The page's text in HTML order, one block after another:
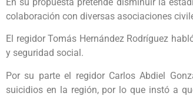
colaboración con diversas asociaciones
El regidor Tomás Hernández Rodríguez
y seguridad social.
Por su parte el regidor Carlos Abdiel
suicidios en la región, por lo que instó a